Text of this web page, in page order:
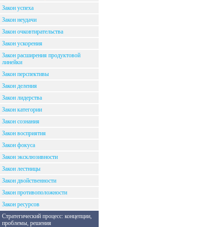
Закон успеха
Закон неудачи
Закон очковтирательства
Закон ускорения
Закон расширения продуктовой
линейки
Закон перспективы
Закон деления
Закон лидерства
Закон категории
Закон сознания
Закон восприятия
Закон фокуса
Закон эксклюзивности
Закон лестницы
Закон двойственности
Закон противоположности
Закон ресурсов
Стратегический процесс: концепции,
проблемы, решения